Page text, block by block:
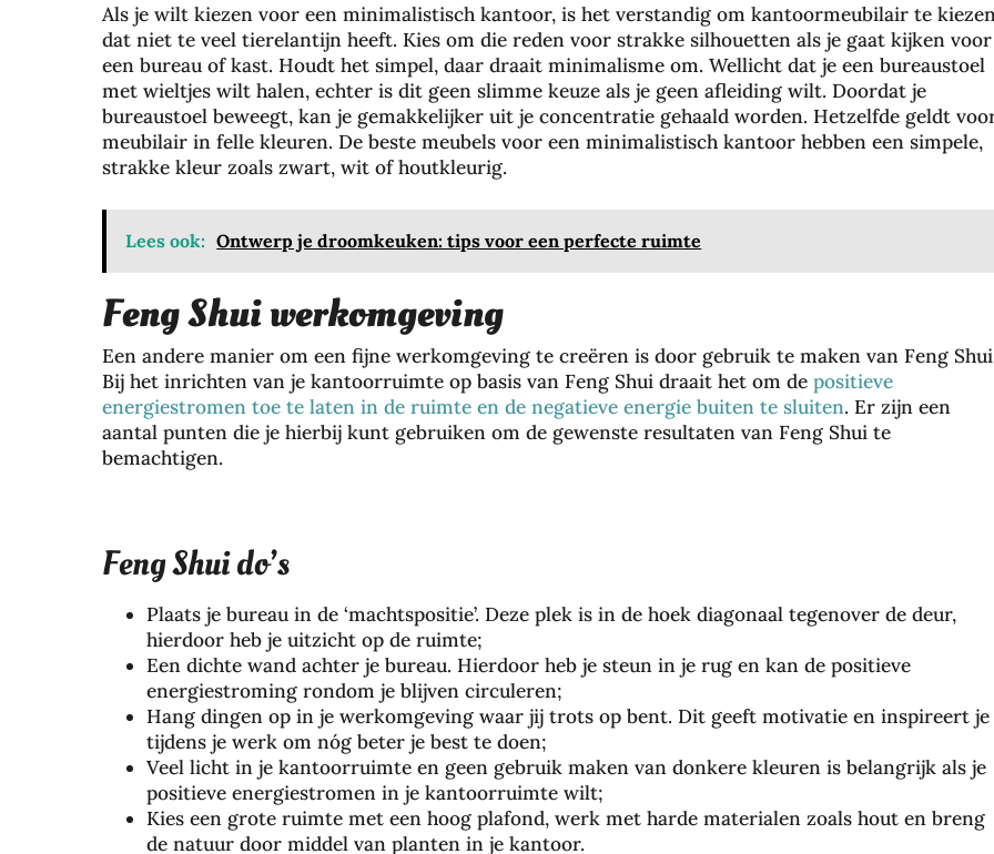
Als je wilt kiezen voor een minimalistisch kantoor, is het verstandig om kantoormeubilair te
dat niet te veel tierelantijn heeft. Kies om die reden voor strakke silhouetten als je gaat kijken voor
een bureau of kast. Houdt het simpel, daar draait minimalisme om. Wellicht dat je een bureaustoel
met wieltjes wilt halen, echter is dit geen slimme keuze als je geen afleiding wilt. Doordat je
bureaustoel beweegt, kan je gemakkelijker uit je concentratie gehaald worden. Hetzelfde geldt
meubilair in felle kleuren. De beste meubels voor een minimalistisch kantoor hebben een simpele,
strakke kleur zoals zwart, wit of houtkleurig.
Lees ook: Ontwerp je droomkeuken: tips voor een perfecte ruimte
Feng Shui werkomgeving
Een andere manier om een fijne werkomgeving te creëren is door gebruik te maken van Feng
Bij het inrichten van je kantoorruimte op basis van Feng Shui draait het om de positieve
energiestromen toe te laten in de ruimte en de negatieve energie buiten te sluiten. Er zijn een
aantal punten die je hierbij kunt gebruiken om de gewenste resultaten van Feng Shui te
bemachtigen.
Feng Shui do’s
Plaats je bureau in de ‘machtspositie’. Deze plek is in de hoek diagonaal tegenover de deur,
hierdoor heb je uitzicht op de ruimte;
Een dichte wand achter je bureau. Hierdoor heb je steun in je rug en kan de positieve
energiestroming rondom je blijven circuleren;
Hang dingen op in je werkomgeving waar jij trots op bent. Dit geeft motivatie en inspireert je
tijdens je werk om nóg beter je best te doen;
Veel licht in je kantoorruimte en geen gebruik maken van donkere kleuren is belangrijk als je
positieve energiestromen in je kantoorruimte wilt;
Kies een grote ruimte met een hoog plafond, werk met harde materialen zoals hout en breng
de natuur door middel van planten in je kantoor.